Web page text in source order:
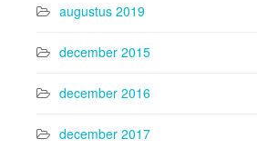
augustus 2019
december 2015
december 2016
december 2017